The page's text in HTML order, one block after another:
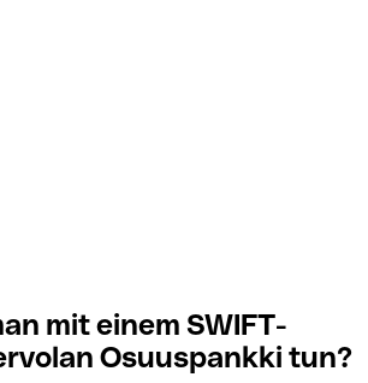
mit einem SWIFT-
Osuuspankki tun?